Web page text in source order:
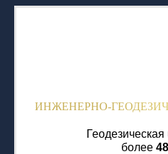
ИНЖЕНЕРНО-
Геодезическая
более